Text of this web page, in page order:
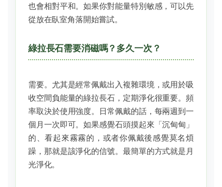
也會相對平和。如果你對能量特別敏感，可以先
從放在臥室角落開始嘗試。
綠拉長石需要消磁嗎？多久一次？
需要。尤其是經常佩戴出入複雜環境，或用於吸
收空間負能量的綠拉長石，定期淨化很重要。頻
率取決於使用強度。日常佩戴的話，每兩週到一
個月一次即可。如果感覺石頭摸起來「沉甸甸」
的、看起來霧霧的，或者你佩戴後感覺莫名煩
躁，那就是該淨化的信號。最簡單的方式就是月
光淨化。